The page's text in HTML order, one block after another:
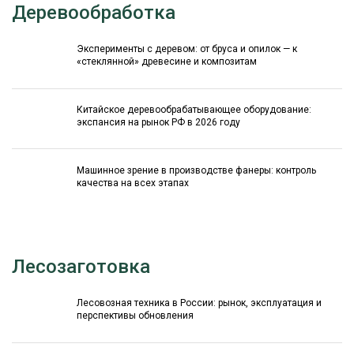
Деревообработка
Эксперименты с деревом: от бруса и опилок — к
«стеклянной» древесине и композитам
Китайское деревообрабатывающее оборудование:
экспансия на рынок РФ в 2026 году
Машинное зрение в производстве фанеры: контроль
качества на всех этапах
Лесозаготовка
Лесовозная техника в России: рынок, эксплуатация и
перспективы обновления